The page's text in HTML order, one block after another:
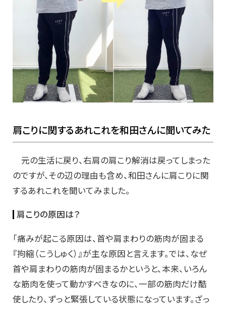
肩こりに関するあれこれを和田さんに聞いてみた
元の生活に戻り、右肩の肩こり解消は戻ってしまった
のですが、その辺の理由も含め、和田さんに肩こりに関
するあれこれを聞いてみました。
肩こりの原因は？
「痛みが起こる原因は、首や肩まわりの筋肉が固まる
『拘縮（こうしゅく）』が主な原因と言えます。では、なぜ
首や肩まわりの筋肉が固まるかというと、本来、いろん
な筋肉を使って動かすべきなのに、一部の筋肉だけ酷
使したり、ずっと緊張している状態になっています。ざっ